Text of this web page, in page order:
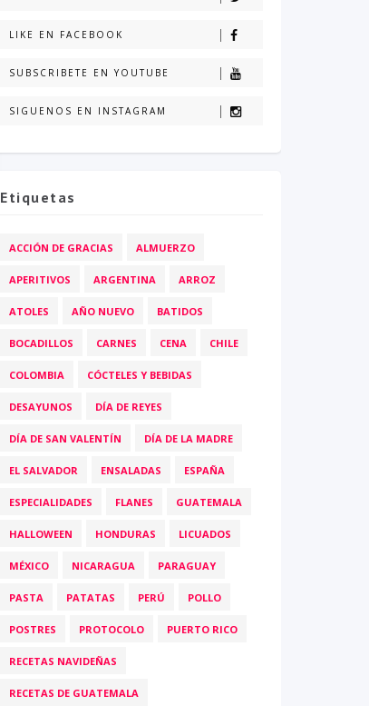
LIKE EN FACEBOOK
SUBSCRIBETE EN YOUTUBE
SIGUENOS EN INSTAGRAM
Etiquetas
ACCIÓN DE GRACIAS ALMUERZO
APERITIVOS ARGENTINA ARROZ
ATOLES AÑO NUEVO BATIDOS
BOCADILLOS CARNES CENA CHILE
COLOMBIA CÓCTELES Y BEBIDAS
DESAYUNOS DÍA DE REYES
DÍA DE SAN VALENTÍN DÍA DE LA MADRE
EL SALVADOR ENSALADAS ESPAÑA
ESPECIALIDADES FLANES GUATEMALA
HALLOWEEN HONDURAS LICUADOS
MÉXICO NICARAGUA PARAGUAY
PASTA PATATAS PERÚ POLLO
POSTRES PROTOCOLO PUERTO RICO
RECETAS NAVIDEÑAS
RECETAS DE GUATEMALA